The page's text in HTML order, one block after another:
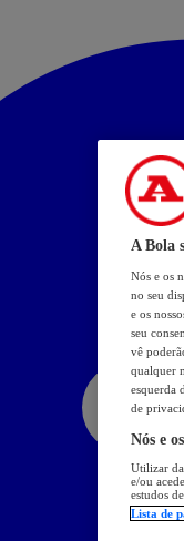
A Bola
Nós e os
no seu
e os
seu
vê
qualquer
esquerda
de
Nós e
Utilizar
e/ou
estudos
Lista de